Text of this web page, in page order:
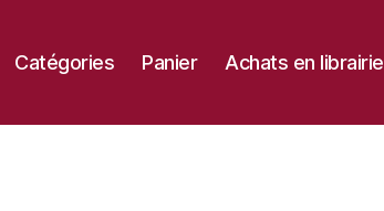
Catégories Panier Achats en librairie